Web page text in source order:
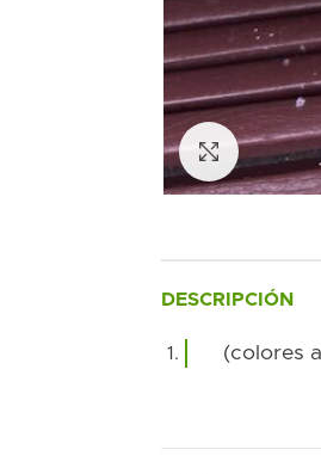
Ampliar
DESCRIPCIÓN
(colores